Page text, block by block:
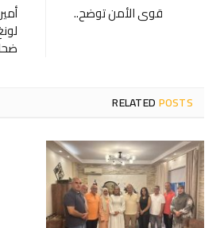
قوى الأمن توضح..
RELATEDPOSTS